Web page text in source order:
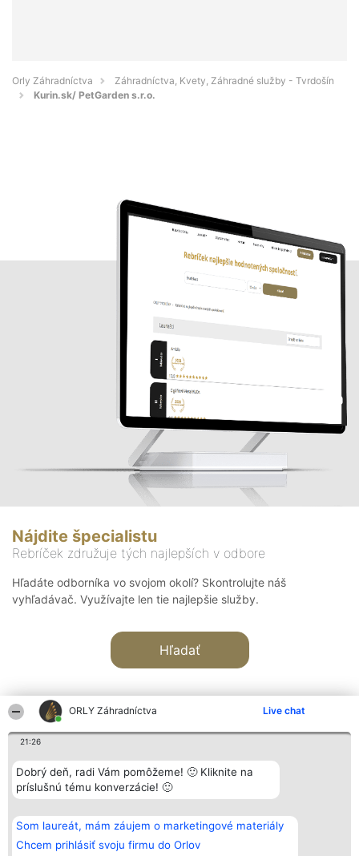
ORLY Záhradníctva Live chat
21:26
Dobrý deň, radi Vám pomôžeme! 🙂 Kliknite na
príslušnú tému konverzácie! 🙂
Som laureát, mám záujem o marketingové materiály
Chcem prihlásiť svoju firmu do Orlov
Orly Záhradníctva
Záhradníctva, Kvety, Záhradné služby - Tvrdošín
Kurin.sk/ PetGarden s.r.o.
Nájdite špecialistu
Rebríček združuje tých najlepších v odbore
Hľadáte odborníka vo svojom okolí? Skontrolujte náš
vyhľadávač. Využívajte len tie najlepšie služby.
Hľadať
Organizátor hodnotenia
Bright Side Solutions sp. z o.
o. sp. k.
Wrocław 50-079
KRS 0000749100 | Regon
381313360 | NIP 8943132676
+48 508 492 400
Hodnotenie
Laureáti
Lista
Laureatów
Podmienky
Obchodné
podmienky
Kontakt
Kontakt